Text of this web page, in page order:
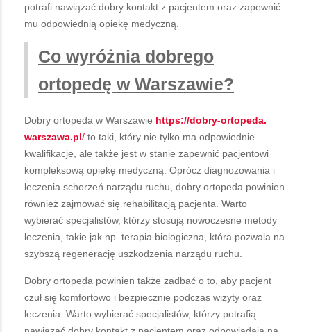
potrafi nawiązać dobry kontakt z pacjentem oraz zapewnić
mu odpowiednią opiekę medyczną.
Co wyróżnia dobrego
ortopedę w Warszawie?
Dobry ortopeda w Warszawie https://dobry-ortopeda.
warszawa.pl/ to taki, który nie tylko ma odpowiednie
kwalifikacje, ale także jest w stanie zapewnić pacjentowi
kompleksową opiekę medyczną. Oprócz diagnozowania i
leczenia schorzeń narządu ruchu, dobry ortopeda powinien
również zajmować się rehabilitacją pacjenta. Warto
wybierać specjalistów, którzy stosują nowoczesne metody
leczenia, takie jak np. terapia biologiczna, która pozwala na
szybszą regenerację uszkodzenia narządu ruchu.
Dobry ortopeda powinien także zadbać o to, aby pacjent
czuł się komfortowo i bezpiecznie podczas wizyty oraz
leczenia. Warto wybierać specjalistów, którzy potrafią